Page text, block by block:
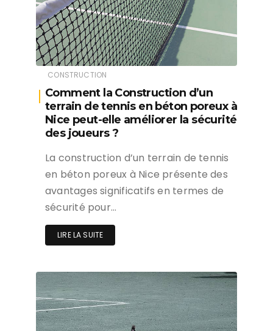
CONSTRUCTION
Comment la Construction d’un
terrain de tennis en béton poreux à
Nice peut-elle améliorer la sécurité
des joueurs ?
La construction d’un terrain de tennis
en béton poreux à Nice présente des
avantages significatifs en termes de
sécurité pour…
LIRE LA SUITE